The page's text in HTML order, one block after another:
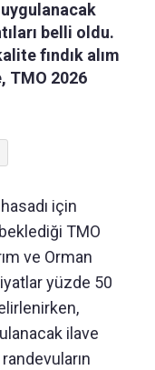
belli oldu.
fındık alım
TMO 2026
için
TMO
ve Orman
yüzde 50
ilave